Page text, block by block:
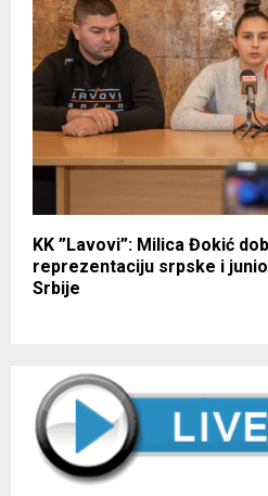
KK ”Lavovi”: Milica Đokić
reprezentaciju srpske i
Srbije